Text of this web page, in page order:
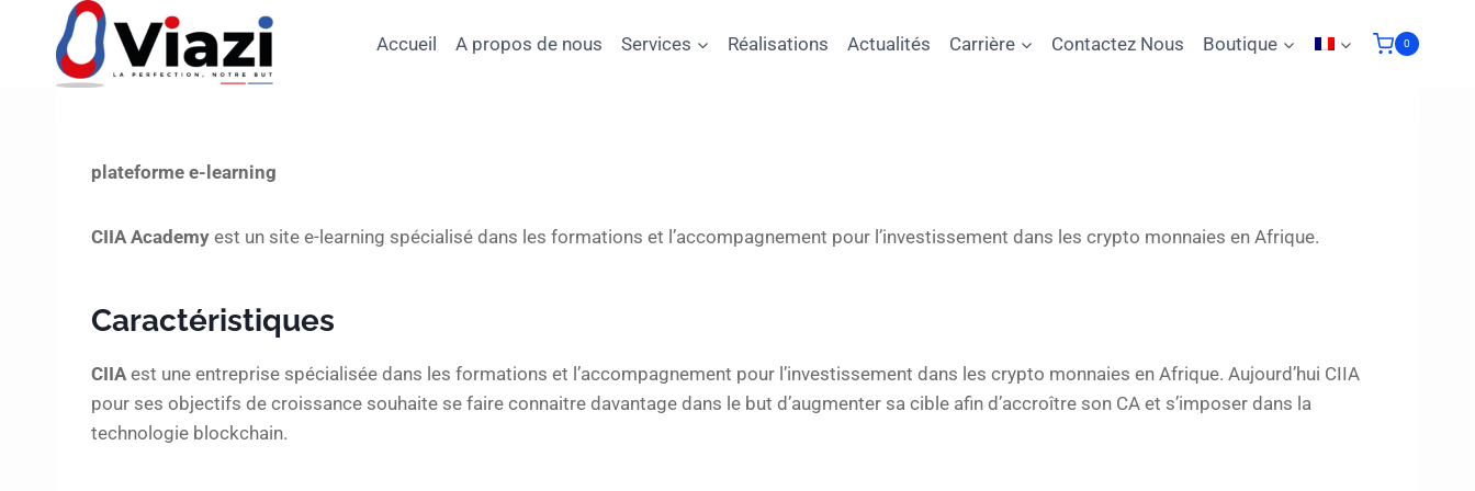
Accueil A propos de nous Services Réalisations Actualités Carrière Contactez Nous Boutique 0
plateforme e-learning
CIIA Academy est un site e-learning spécialisé dans les formations et l’accompagnement pour l’investissement dans les crypto monnaies en Afrique.
Caractéristiques
CIIAest une entreprise spécialisée dans les formations et l’accompagnement pour l’investissement dans les crypto monnaies en Afrique. Aujourd’hui CIIA
pour ses objectifs de croissance souhaite se faire connaitre davantage dans le but d’augmenter sa cible afin d’accroître son CA et s’imposer dans la
technologie blockchain.